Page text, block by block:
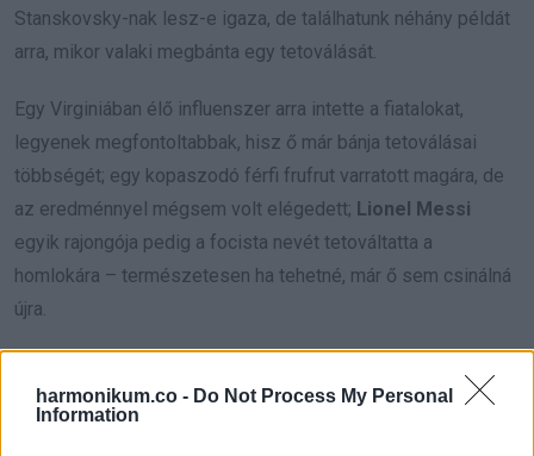
harmonikum.co - Do Not Process My Personal
Information
Stanskovsky-nak lesz-e igaza, de találhatunk néhány példát
arra, mikor valaki megbánta egy tetoválását.
Egy Virginiában élő influenszer arra intette a fiatalokat,
legyenek megfontoltabbak, hisz ő már bánja tetoválásai
többségét; egy kopaszodó férfi frufrut varratott magára, de
az eredménnyel mégsem volt elégedett; Lionel Messi
egyik rajongója pedig a focista nevét tetováltatta a
homlokára – természetesen ha tehetné, már ő sem csinálná
újra.